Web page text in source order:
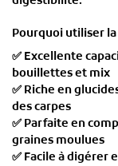
Pourquoi utiliser la
✅ Excellente
bouillettes et mix
✅ Riche en
des carpes
✅ Parfaite en
graines moulues
✅ Facile à digérer